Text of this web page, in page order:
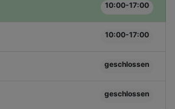
10:00-17:00
10:00-17:00
geschlossen
geschlossen